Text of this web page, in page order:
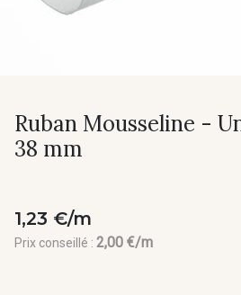
Ruban Mousseline -
38 mm
1,23 €/m
Prix conseillé : 2,00 €/m